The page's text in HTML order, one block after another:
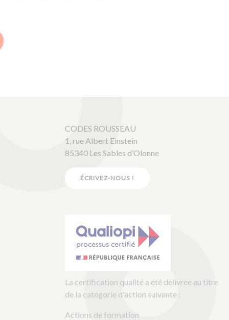
CODES ROUSSEAU
1, rue Albert Einstein
85340 Les Sables d’Olonne
ÉCRIVEZ-NOUS !
La certification qualité a été délivrée au titre
de la catégorie d'action suivante :
Actions de formation